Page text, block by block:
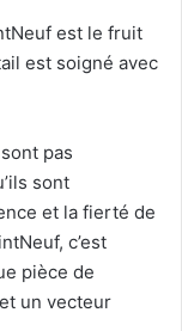
est le fruit
est soigné avec
pas
sont
et la fierté de
c’est
pièce de
un vecteur